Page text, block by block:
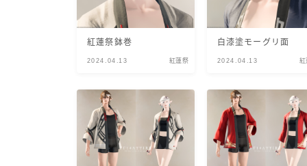
紅蓮祭鉢巻
2024.04.13 紅蓮祭
白漆塗モーグリ面
2024.04.13 紅